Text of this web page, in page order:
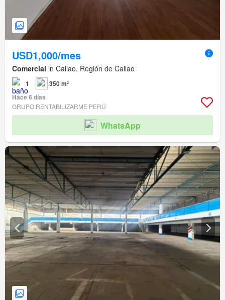
USD1,000/mes
Comercial in Callao, Región de Callao
1
350 m²
Hace 6 días
GRUPO RENTABILIZARME PERÚ
WhatsApp